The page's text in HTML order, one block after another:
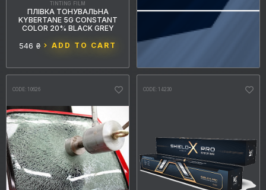
TINTING FILM
ПЛІВКА ТОНУВАЛЬНА
KYBERTANE 5G CONSTANT
COLOR 20% BLACK GREY
546 ₴ ADD TO CART
CODE: 10626 CODE: 14230